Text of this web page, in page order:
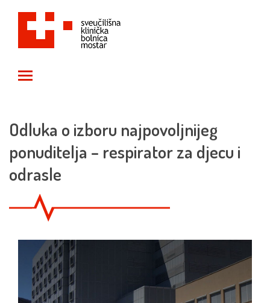
Odluka o izboru najpovoljnijeg
ponuditelja – respirator za djecu i
odrasle